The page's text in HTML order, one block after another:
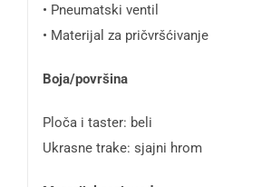
• Pneumatski ventil
• Materijal za pričvršćivanje
Boja/površina
Ploča i taster: beli
Ukrasne trake: sjajni hrom